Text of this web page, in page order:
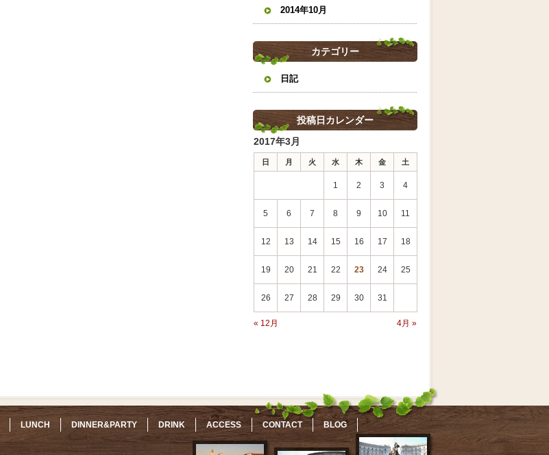
2014年10月
カテゴリー
日記
投稿日カレンダー
2017年3月
日 月 火 水 木 金 土
« 12月 4月 »
1 2 3 4
5 6 7 8 9 10 11
12 13 14 15 16 17 18
19 20 21 22 23 24 25
26 27 28 29 30 31
LUNCH DINNER&PARTY DRINK ACCESS CONTACT BLOG